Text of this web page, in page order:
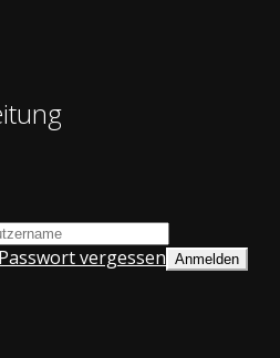
Passwort vergessen